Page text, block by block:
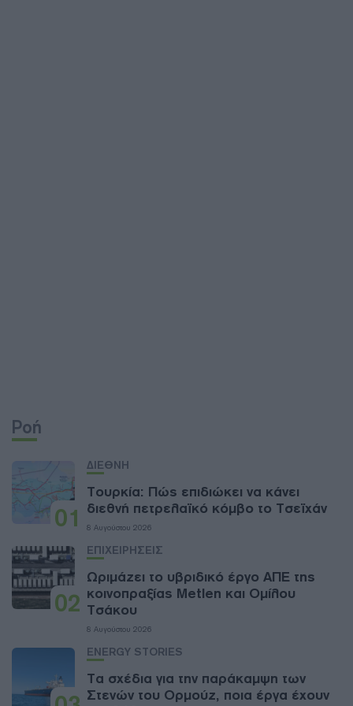
Ροή
01
ΔΙΕΘΝΗ
Τουρκία: Πώς επιδιώκει να κάνει
διεθνή πετρελαϊκό κόμβο το Τσεϊχάν
8 Αυγούστου 2026
02
ΕΠΙΧΕΙΡΗΣΕΙΣ
Ωριμάζει το υβριδικό έργο ΑΠΕ της
κοινοπραξίας Metlen και Ομίλου
Τσάκου
8 Αυγούστου 2026
ENERGY STORIES
Τα σχέδια για την παράκαμψη των
Στενών του Ορμούζ, ποια έργα έχουν